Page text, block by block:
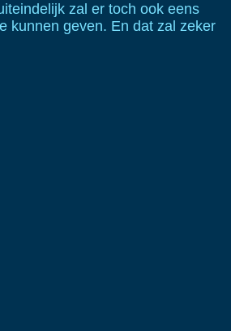
zal er toch ook eens
kunnen geven. En dat zal zeker